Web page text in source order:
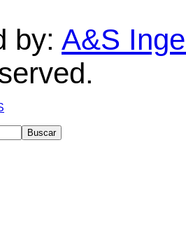
by: A&S